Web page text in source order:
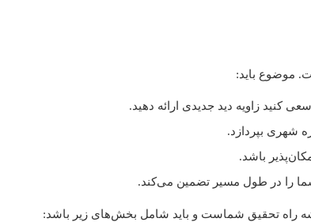
موضوع باید:
کنید زاویه دید جدیدی ارائه دهید.
شهری بپردازد.
باشد.
را در طول مسیر تضمین می‌کند.
راه تحقیق شماست و باید شامل بخش‌های زیر باشد: